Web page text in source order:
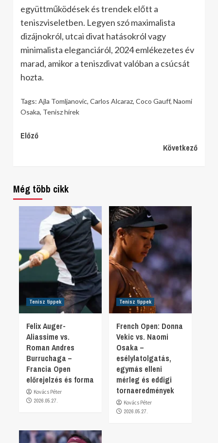
együttműködések és trendek előtt a
teniszviseletben. Legyen szó maximalista
dizájnokról, utcai divat hatásokról vagy
minimalista eleganciáról, 2024 emlékezetes év
marad, amikor a teniszdivat valóban a csúcsát
hozta.
Tags: Ajla Tomljanovic, Carlos Alcaraz, Coco Gauff, Naomi
Osaka, Tenisz hírek
Continue
Előző
Következő
Még több cikk
Tenisz tippek
Felix Auger-
Aliassime vs.
Roman Andres
Burruchaga –
Francia Open
előrejelzés és forma
Kovács Péter
2026.05.27.
Tenisz tippek
French Open: Donna
Vekic vs. Naomi
Osaka –
esélylatolgatás,
egymás elleni
mérleg és eddigi
tornaeredmények
Kovács Péter
2026.05.27.